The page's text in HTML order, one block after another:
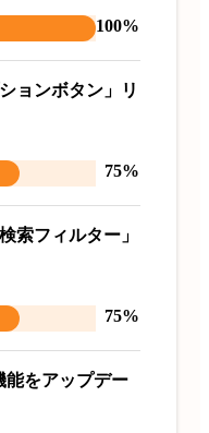
100%
ョンボタン」リ
75%
索フィルター」
75%
能をアップデー